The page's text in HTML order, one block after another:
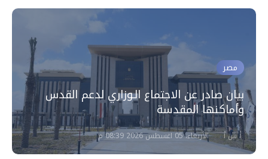
مصر
بيان صادر عن الاجتماع الـوزاري لدعم القدس
وأماكنها المقدسة
أ ش أ الأربعاء، 05 اغسطس 2026 08:39 م